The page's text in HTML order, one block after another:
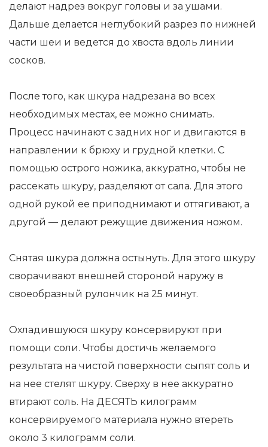
делают надрез вокруг головы и за ушами.
Дальше делается неглубокий разрез по нижней
части шеи и ведется до хвоста вдоль линии
сосков.
После того, как шкура надрезана во всех
необходимых местах, ее можно снимать.
Процесс начинают с задних ног и двигаются в
направлении к брюху и грудной клетки. С
помощью острого ножика, аккуратно, чтобы не
рассекать шкуру, разделяют от сала. Для этого
одной рукой ее приподнимают и оттягивают, а
другой — делают режущие движения ножом.
Снятая шкура должна остынуть. Для этого шкуру
сворачивают внешней стороной наружу в
своеобразный рулончик на 25 минут.
Охладившуюся шкуру консервируют при
помощи соли. Чтобы достичь желаемого
результата на чистой поверхности сыпят соль и
на нее стелят шкуру. Сверху в нее аккуратно
втирают соль. На ДЕСЯТЬ килограмм
консервируемого материала нужно втереть
около 3 килограмм соли.